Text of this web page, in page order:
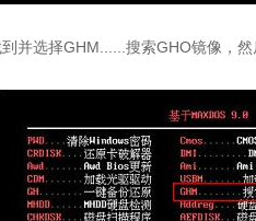
选择GHM......搜索GHO镜像，然